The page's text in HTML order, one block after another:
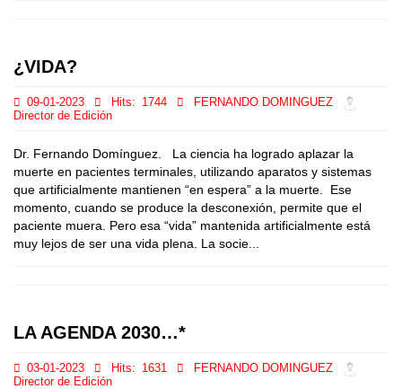
¿VIDA?
09-01-2023 Hits: 1744
FERNANDO DOMINGUEZ
Director de Edición
Dr. Fernando Domínguez. La ciencia ha logrado aplazar la
muerte en pacientes terminales, utilizando aparatos y sistemas
que artificialmente mantienen “en espera” a la muerte. Ese
momento, cuando se produce la desconexión, permite que el
paciente muera. Pero esa “vida” mantenida artificialmente está
muy lejos de ser una vida plena. La socie...
LA AGENDA 2030…*
03-01-2023 Hits: 1631
FERNANDO DOMINGUEZ
Director de Edición